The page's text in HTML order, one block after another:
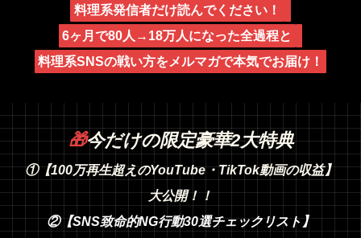
料理系発信者だけ読んでください！
6ヶ月で80人→18万人になった全過程と
料理系SNSの戦い方をメルマガで本気でお届け！
🎁今だけの限定豪華2大特典
①【100万再生超えのYouTube・TikTok動画の収益】
大公開！！
②【SNS致命的NG行動30選チェックリスト】